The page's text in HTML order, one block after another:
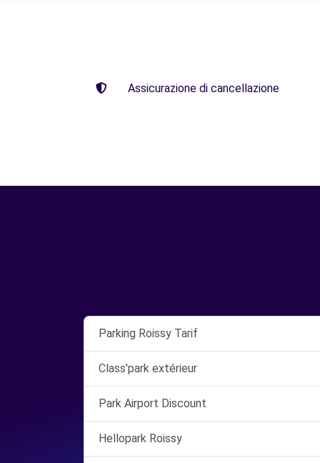
Assicurazione di cancellazione
Parking Roissy Tarif
Class'park extérieur
Park Airport Discount
Hellopark Roissy